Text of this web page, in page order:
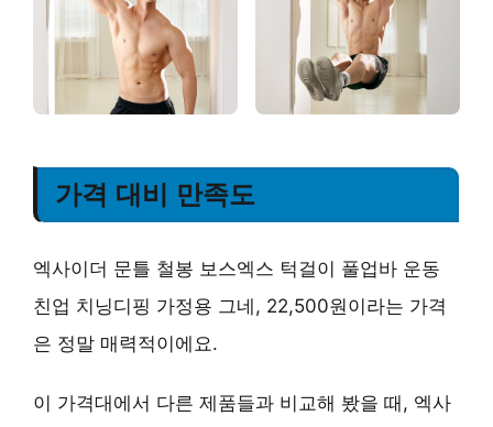
가격 대비 만족도
엑사이더 문틀 철봉 보스엑스 턱걸이 풀업바 운동
친업 치닝디핑 가정용 그네, 22,500원이라는 가격
은 정말 매력적이에요.
이 가격대에서 다른 제품들과 비교해 봤을 때, 엑사